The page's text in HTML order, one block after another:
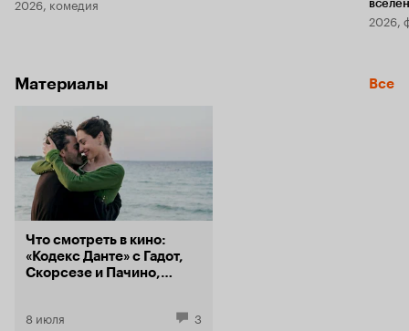
2026,
Материалы Все
Что смотреть в кино:
«Кодекс Данте» с Гадот,
Скорсезе и Пачино,
«Кинопорт»
8 июля 3